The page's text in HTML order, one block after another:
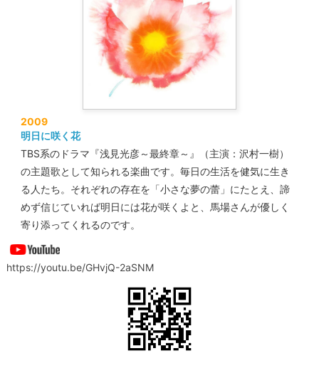
2009
明日に咲く花
TBS系のドラマ『浅見光彦～最終章～』（主演：沢村一樹）
の主題歌として知られる楽曲です。毎日の生活を健気に生き
る人たち。それぞれの存在を「小さな夢の蕾」にたとえ、諦
めず信じていれば明日には花が咲くよと、馬場さんが優しく
寄り添ってくれるのです。
https://youtu.be/GHvjQ-2aSNM